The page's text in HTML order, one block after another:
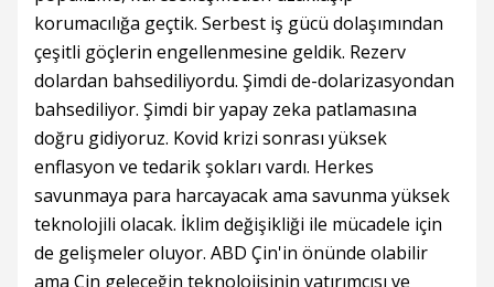
korumacılığa geçtik. Serbest iş gücü dolaşımından
çeşitli göçlerin engellenmesine geldik. Rezerv
dolardan bahsediliyordu. Şimdi de-dolarizasyondan
bahsediliyor. Şimdi bir yapay zeka patlamasına
doğru gidiyoruz. Kovid krizi sonrası yüksek
enflasyon ve tedarik şokları vardı. Herkes
savunmaya para harcayacak ama savunma yüksek
teknolojili olacak. İklim değişikliği ile mücadele için
de gelişmeler oluyor. ABD Çin'in önünde olabilir
ama Çin geleceğin teknolojisinin yatırımcısı ve